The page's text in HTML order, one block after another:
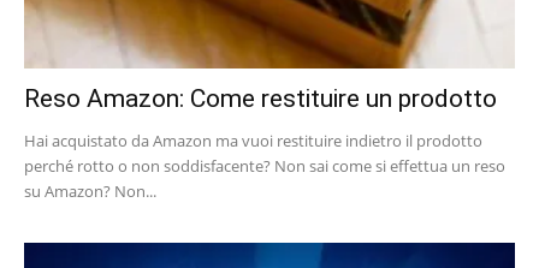
Reso Amazon: Come restituire un prodotto
Hai acquistato da Amazon ma vuoi restituire indietro il prodotto
perché rotto o non soddisfacente? Non sai come si effettua un reso
su Amazon? Non...